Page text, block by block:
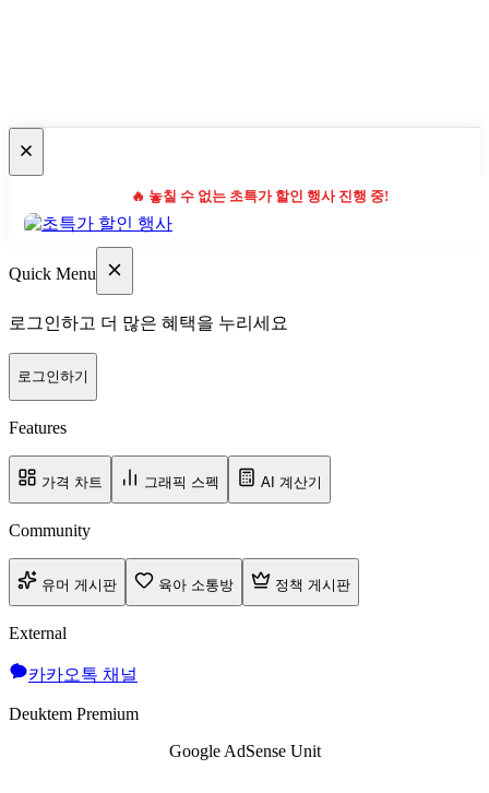
🔥 놓칠 수 없는 초특가 할인 행사 진행 중!
Quick Menu
로그인하고 더 많은 혜택을 누리세요
로그인하기
Features
가격 차트 그래픽 스펙 AI 계산기
Community
유머 게시판 육아 소통방 정책 게시판
External
카카오톡 채널
Deuktem Premium
Google AdSense Unit